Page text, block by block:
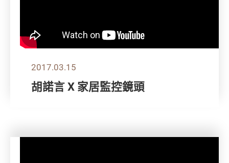
2017.03.15
胡諾言 X 家居監控鏡頭